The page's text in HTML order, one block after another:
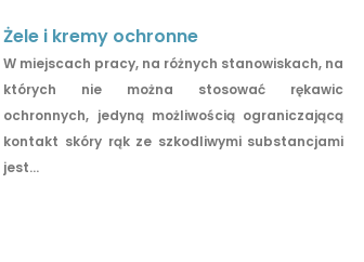
Żele i kremy ochronne
W miejscach pracy, na różnych stanowiskach, na
których nie można stosować rękawic
ochronnych, jedyną możliwością ograniczającą
kontakt skóry rąk ze szkodliwymi substancjami
jest...